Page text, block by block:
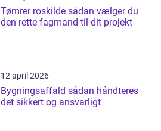
Tømrer roskilde sådan vælger du
den rette fagmand til dit projekt
12 april 2026
Bygningsaffald sådan håndteres
det sikkert og ansvarligt